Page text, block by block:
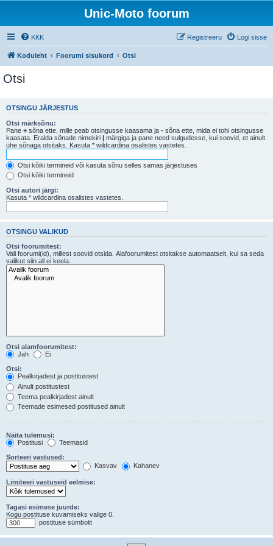
Unic-Moto foorum
KKK Logi sisse
Registreeru
Koduleht Foorumi sisukord Otsi
Otsi
OTSINGU JÄRJESTUS
Otsi märksõnu:
Pane + sõna ette, mille peab otsingusse kaasama ja - sõna ette, mida ei tohi otsingusse
kaasata. Eralda sõnade nimekiri | märgiga ja pane need sulgudesse, kui soovid, et ainult
ühe sõnaga otsitaks. Kasuta * wildcardina osalistes vastetes.
Otsi kõiki termineid või kasuta sõnu selles samas järjestuses
Otsi kõiki termineid
Otsi autori järgi:
Kasuta * wildcardina osalistes vastetes.
OTSINGU VALIKUD
Otsi foorumitest:
Vali foorumi(id), millest soovid otsida. Alafoorumitest otsitakse automaatselt, kui sa seda
valikut siin all ei keela.
Otsi alamfoorumitest:
Jah
Ei
Otsi:
Pealkirjadest ja postitustest
Ainult postitustest
Teema pealkirjadest ainult
Teemade esimesed postitused ainult
Näita tulemusi:
Postitusi
Teemasid
Sorteeri vastused:
Kasvav
Kahanev
Limiteeri vastuseid eelmise:
Tagasi esimese juurde:
Kogu postituse kuvamiseks valige 0.
postituse sümbolit